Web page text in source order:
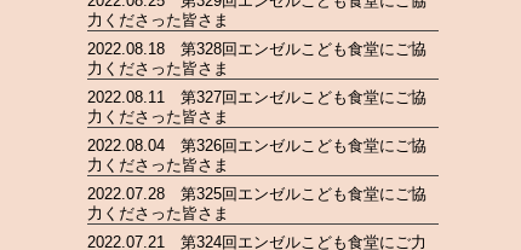
力くださった皆さま
2022.08.18 第328回エンゼルこども食堂にご協
力くださった皆さま
2022.08.11 第327回エンゼルこども食堂にご協
力くださった皆さま
2022.08.04 第326回エンゼルこども食堂にご協
力くださった皆さま
2022.07.28 第325回エンゼルこども食堂にご協
力くださった皆さま
2022.07.21 第324回エンゼルこども食堂にご力